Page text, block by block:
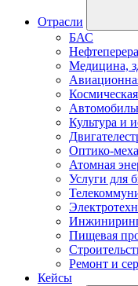
Отрасли
БАС
Медицина,
Культура и
Оптико-
Атомная
Услуги для
Пищевая
Ремонт и
Кейсы